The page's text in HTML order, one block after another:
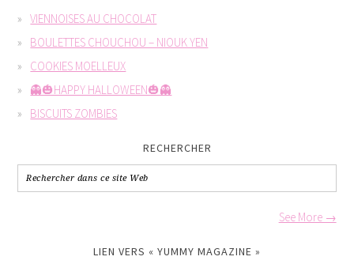
VIENNOISES AU CHOCOLAT
BOULETTES CHOUCHOU – NIOUK YEN
COOKIES MOELLEUX
👻🎃HAPPY HALLOWEEN🎃👻
BISCUITS ZOMBIES
RECHERCHER
See More →
LIEN VERS « YUMMY MAGAZINE »